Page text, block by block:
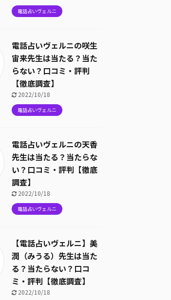
電話占いヴェルニ
電話占いヴェルニの咲生
宙来先生は当たる？当た
らない？口コミ・評判
【徹底調査】
2022/10/18
電話占いヴェルニ
電話占いヴェルニの天香
先生は当たる？当たらな
い？口コミ・評判【徹底
調査】
2022/10/18
電話占いヴェルニ
【電話占いヴェルニ】美
潤（みうる）先生は当た
る？当たらない？口コ
ミ・評判【徹底調査】
2022/10/18